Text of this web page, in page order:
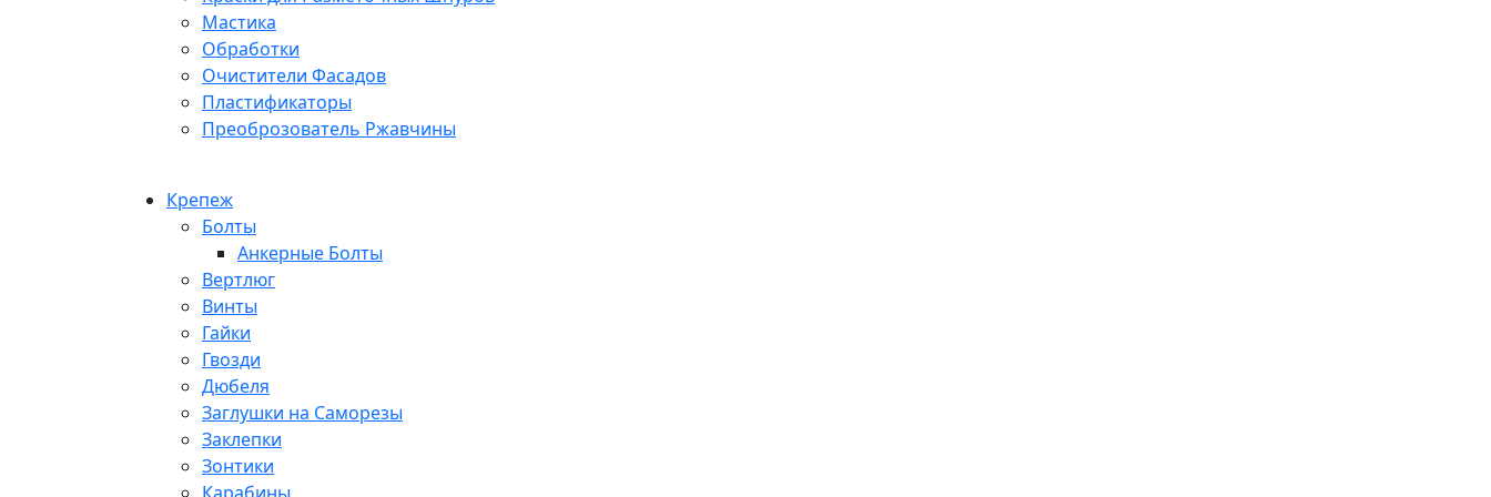
Мастика
Обработки
Очистители Фасадов
Пластификаторы
Преоброзователь Ржавчины
Крепеж
Болты
Анкерные Болты
Вертлюг
Винты
Гайки
Гвозди
Дюбеля
Заглушки на Саморезы
Заклепки
Зонтики